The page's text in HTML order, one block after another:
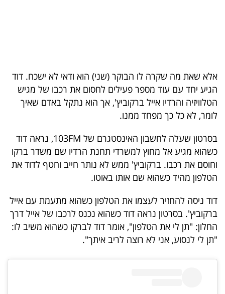
5
המילון
הכלכלי
פודקאסט
40
UNDER
40
שיתופי
פעולה
אלא שאת מה שקרה לו הבוקר (שני) הוא ודאי לא ישכח. דוד
הגיע יחד עם עוד מספר פעילים לחסום את רכבו של מגיש
הטלוויזיה והרדיו אייל ברקוביץ', אך הוא נתקל באדם שאיך
לומר, לא כל כך מפחד ממנו.
בסרטון שעלה לחשבון האינסטגרם של 103FM, נראה דוד
כשהוא מגיע אל מחוץ למשרדי תחנת הרדיו שם משדר ברקו
וחוסם את רכבו. ברקוביץ' ממש לא נותר חייב וחטף לדוד את
הטלפון מהיד כשהוא שם אותו באוטו.
דוד ניסה להחזיר לעצמו את הטלפון כשהוא מתעמת עם אייל
ברקוביץ'. בסרטון נראה דוד כשהוא נכנס לרכבו של אייל דרך
החלון: "תן לי את הטלפון", אומר דוד לברקו כשהוא משיב לו:
"תן לי לנסוע, אני לא רוצה לריב איתך".